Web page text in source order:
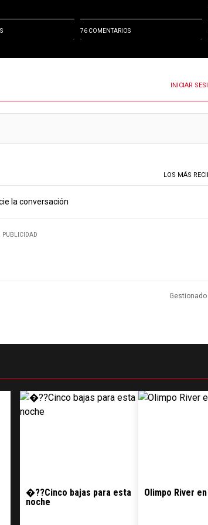
76 COMENTARIOS
CUANDO SE PUBLIQUEN NUEVOS COMENTARIOSINICIAR
LOS MÁS
la conversación
PUBLICIDAD
�??Cinco bajas para esta
noche
Olimpo River